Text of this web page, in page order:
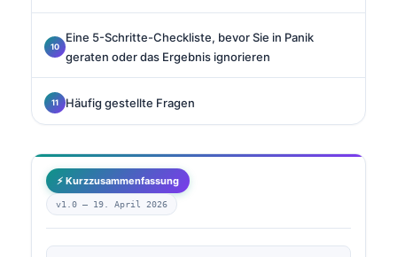
Eine 5-Schritte-Checkliste, bevor Sie in Panik
geraten oder das Ergebnis ignorieren
Häufig gestellte Fragen
⚡ Kurzzusammenfassung
v1.0 — 19. April 2026